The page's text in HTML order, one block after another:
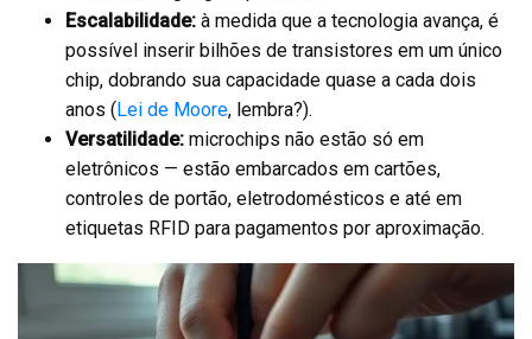
Escalabilidade: à medida que a tecnologia avança, é
possível inserir bilhões de transistores em um único
chip, dobrando sua capacidade quase a cada dois
anos ( Lei de Moore, lembra?).
Versatilidade: microchips não estão só em
eletrônicos — estão embarcados em cartões,
controles de portão, eletrodomésticos e até em
etiquetas RFID para pagamentos por aproximação.